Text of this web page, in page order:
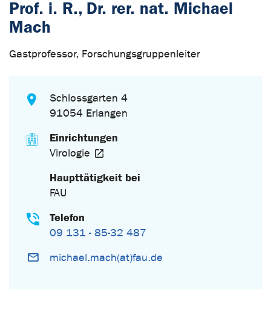
Prof. i. R., Dr. rer. nat. Michael
Mach
Gastprofessor, Forschungsgruppenleiter
Schlossgarten 4
91054 Erlangen
Einrichtungen
Virologie
Haupttätigkeit bei
FAU
Telefon
09 131 - 85-32 487
michael.mach(at)fau.de